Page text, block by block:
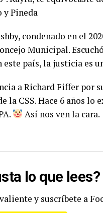
y Pineda
condenado en el
Municipal.
este país, la justicia es
a Richard Fiffer por
la CSS. Hace 6 años
Así nos ven la cara.
lo que lees?
y suscríbete a